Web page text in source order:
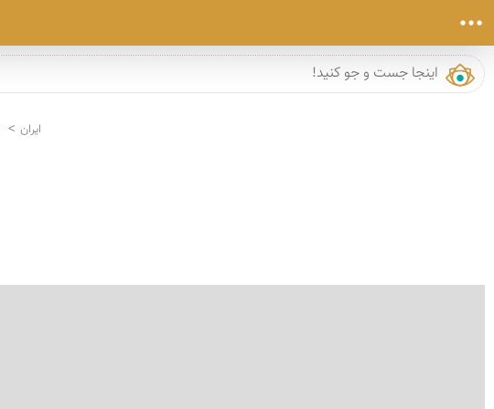
ایران